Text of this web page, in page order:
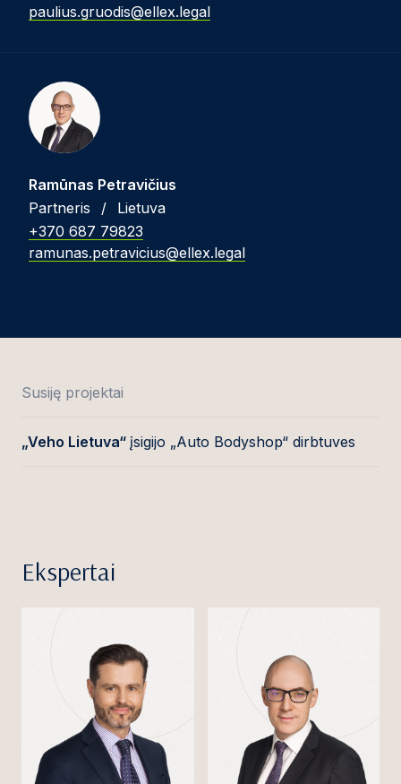
paulius.gruodis@ellex.legal
Ramūnas Petravičius
Partneris
/
Lietuva
+370 687 79823
ramunas.petravicius@ellex.legal
Susiję projektai
„Veho Lietuva“ įsigijo „Auto Bodyshop“ dirbtuves
Ekspertai